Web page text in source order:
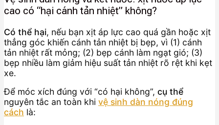
cao có “hại cánh tản nhiệt” không?
Có thể hại, nếu bạn xịt áp lực cao quá gần hoặc xịt
thẳng góc khiến cánh tản nhiệt bị bẹp, vì (1) cánh
tản nhiệt rất mỏng; (2) bẹp cánh làm ngạt gió; (3)
bẹp nhiều làm giảm hiệu suất tản nhiệt rõ rệt khi kẹt
xe.
Để móc xích đúng với “có hại không”, cụ thể
nguyên tắc an toàn khi vệ sinh dàn nóng đúng
cách là: